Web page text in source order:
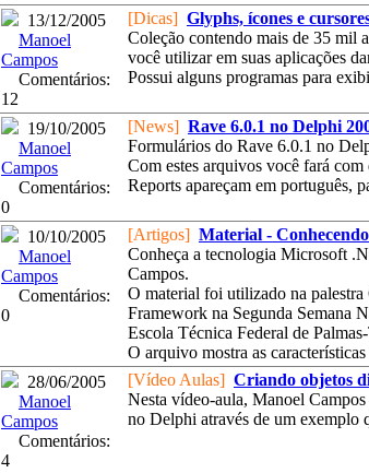
13/12/2005
Manoel
Campos
Comentários:
12
[Dicas] Glyphs, ícones e
Coleção contendo mais de 35 mil
você utilizar em suas aplicações
Possui alguns programas para
19/10/2005
Manoel
Campos
Comentários:
0
[News] Rave 6.0.1 no Delphi
Formulários do Rave 6.0.1 no
Com estes arquivos você fará
Reports apareçam em português,
10/10/2005
Manoel
Campos
Comentários:
0
[Artigos] Material -
Conheça a tecnologia Microsoft
Campos.
O material foi utilizado na
Framework na Segunda Semana
Escola Técnica Federal de
O arquivo mostra as
28/06/2005
Manoel
Campos
Comentários:
4
[Vídeo Aulas] Criando objetos
Nesta vídeo-aula, Manoel
no Delphi através de um exemplo